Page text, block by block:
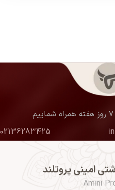
02136283425
امینی پروتلند
Amini